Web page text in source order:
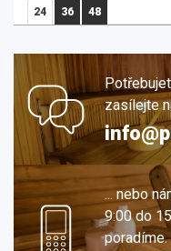
24 36 48
zasílejte
... nebo
9:00 do
poradíme.